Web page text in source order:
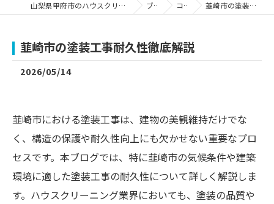
山梨県甲府市のハウスクリーニングなら株式会社楽く～ん ブログ コラム 韮崎市の塗装工事耐久性徹底解説
韮崎市の塗装工事耐久性徹底解説
2026/05/14
韮崎市における塗装工事は、建物の美観維持だけでな
く、構造の保護や耐久性向上にも欠かせない重要なプロ
セスです。本ブログでは、特に韮崎市の気候条件や建築
環境に適した塗装工事の耐久性について詳しく解説しま
す。ハウスクリーニング業界においても、塗装の品質や